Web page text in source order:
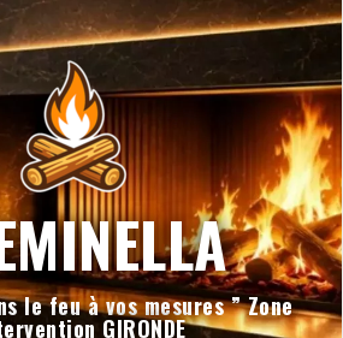
le feu à vos mesures ” Zone
GIRONDE